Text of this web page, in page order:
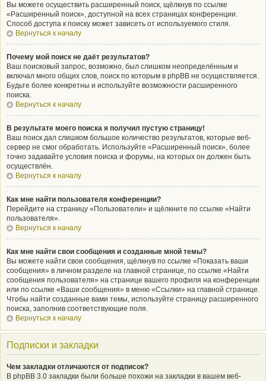
Вы можете осуществить расширенный поиск, щёлкнув по ссылке
«Расширенный поиск», доступной на всех страницах конференции.
Способ доступа к поиску может зависеть от используемого стиля.
Вернуться к началу
Почему мой поиск не даёт результатов?
Ваш поисковый запрос, возможно, был слишком неопределённым и
включал много общих слов, поиск по которым в phpBB не осуществляется.
Будьте более конкретны и используйте возможности расширенного
поиска.
Вернуться к началу
В результате моего поиска я получил пустую страницу!
Ваш поиск дал слишком большое количество результатов, которые веб-
сервер не смог обработать. Используйте «Расширенный поиск», более
точно задавайте условия поиска и форумы, на которых он должен быть
осуществлён.
Вернуться к началу
Как мне найти пользователя конференции?
Перейдите на страницу «Пользователи» и щёлкните по ссылке «Найти
пользователя».
Вернуться к началу
Как мне найти свои сообщения и созданные мной темы?
Вы можете найти свои сообщения, щёлкнув по ссылке «Показать ваши
сообщения» в личном разделе на главной странице, по ссылке «Найти
сообщения пользователя» на странице вашего профиля на конференции
или по ссылке «Ваши сообщения» в меню «Ссылки» на главной странице.
Чтобы найти созданные вами темы, используйте страницу расширенного
поиска, заполнив соответствующие поля.
Вернуться к началу
Подписки и закладки
Чем закладки отличаются от подписок?
В phpBB 3.0 закладки были больше похожи на закладки в вашем веб-